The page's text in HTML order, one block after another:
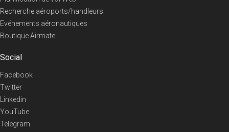
Recherche aéroports/handleurs
Evénements aéronautiques
Boutique Airmate
Social
Facebook
Twitter
Linkedin
YouTube
Telegram